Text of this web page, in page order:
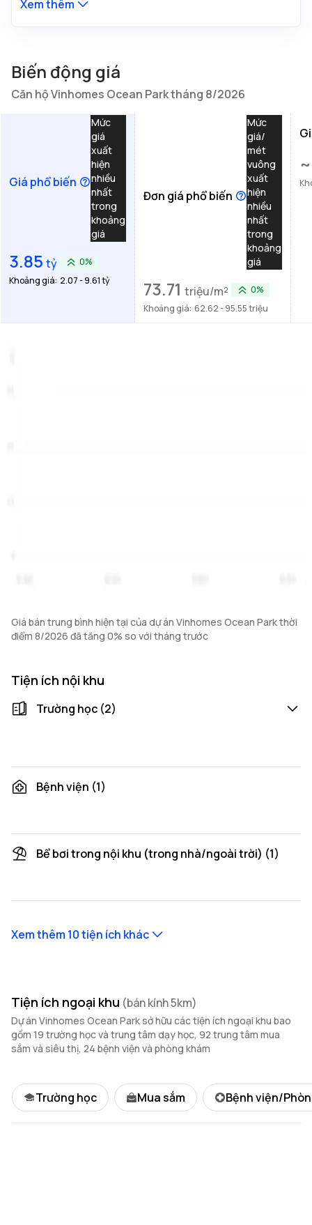
Xem thêm
Biến động giá
Căn hộ Vinhomes Ocean Park tháng 8/2026
Giá phổ biến
Mức
giá
xuất
hiện
nhiều
nhất
trong
khoảng
giá
3.85 tỷ
0%
Khoảng giá: 2.07 - 9.61 tỷ
Đơn giá phổ biến
Mức
giá/
mét
vuông
xuất
hiện
nhiều
nhất
trong
khoảng
giá
73.71 triệu/m²
0%
Khoảng giá: 62.62 - 95.55 triệu
~
Giá bán trung bình hiện tại của dự án Vinhomes Ocean Park thời
điểm 8/2026 đã tăng 0% so với tháng trước
Tiện ích nội khu
Trường học (2)
Bệnh viện (1)
Bể bơi trong nội khu (trong nhà/ngoài trời) (1)
Xem thêm 10 tiện ích khác
Tiện ích ngoại khu (bán kính 5km)
Dự án Vinhomes Ocean Park sở hữu các tiện ích ngoại khu bao
gồm 19 trường học và trung tâm dạy học, 92 trung tâm mua
sắm và siêu thị, 24 bệnh viện và phòng khám
Trường học Mua sắm Bệnh viện/